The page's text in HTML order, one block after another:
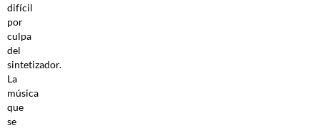
difícil
por
culpa
del
sintetizador.
La
música
que
se